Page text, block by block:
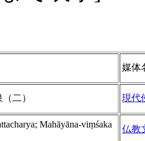
媒体
二） 現代
Mahāyāna-viṃśaka
仏教